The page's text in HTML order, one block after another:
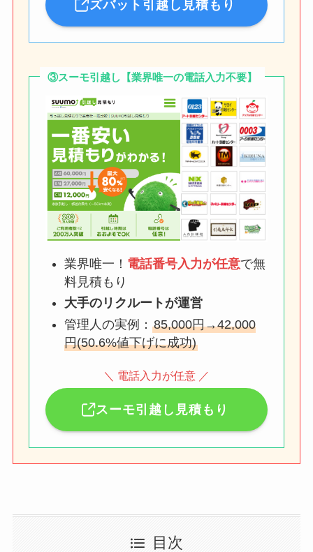
ズバット引越し見積もり
③スーモ引越し【業界唯一の電話入力不要】
業界唯一！ 電話番号入力が任意で無
料見積もり
大手のリクルートが運営
管理人の実例： 85,000円→42,000
円(50.6%値下げに成功)
＼ 電話入力が任意 ／
スーモ引越し見積もり
目次